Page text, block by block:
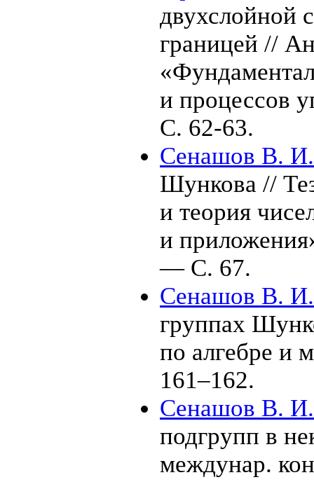
двухслойной
границей //
и процессов
С. 62-63.
Сенашов В. И.
Шункова //
и теория
и
— С. 67.
Сенашов В. И.
группах
по алгебре и
161–162.
Сенашов В. И.
подгрупп в
междунар.